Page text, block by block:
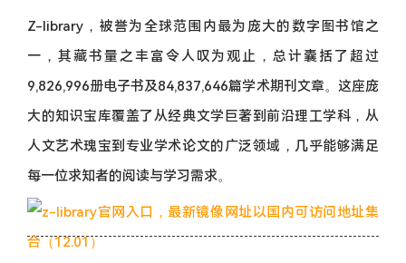
Z-library，被誉为全球范围内最为庞大的数字图书馆之
一，其藏书量之丰富令人叹为观止，总计囊括了超过
9,826,996册电子书及84,837,646篇学术期刊文章。这座庞
大的知识宝库覆盖了从经典文学巨著到前沿理工学科，从
人文艺术瑰宝到专业学术论文的广泛领域，几乎能够满足
每一位求知者的阅读与学习需求。